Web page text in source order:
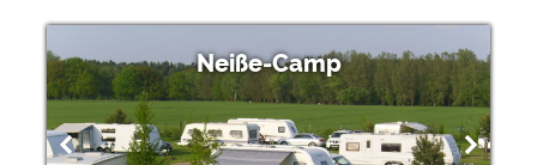
Neiße-Camp